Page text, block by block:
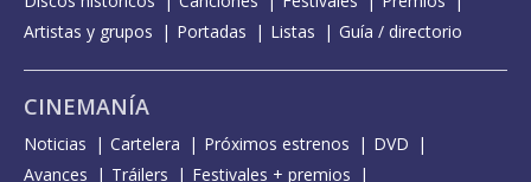
Artistas y grupos
Portadas Listas Guía / directorio
CINEMANÍA
Noticias Cartelera Próximos estrenos
DVD
Avances
Tráilers Festivales + premios